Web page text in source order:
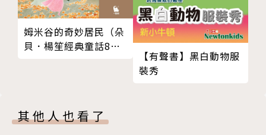
版公司，一腳踏進童書領域。以〈斗笠蛙〉和〈飛翔老
鼠〉獲得民生報童話徵文獎項。之後，全心投入童話創
作，多年來創作不輟，自認作品還不錯，千萬別錯過。
出生於天主教家庭，幾乎每年聖誕節都會收到聖誕禮
限定三本手作小書；最難為情的是一大束包裝精美的玫
瑰花；最實用的是數百張精緻卡片。
姆米谷的奇妙居民（朵
貝．楊笙經典童話8．
【有聲書】黑白動物服
裝秀
其他人也看了